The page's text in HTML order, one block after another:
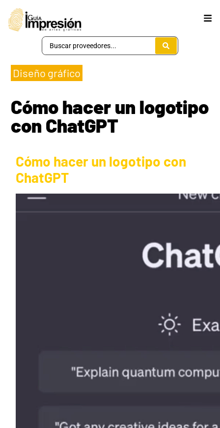
Diseño gráfico
Cómo hacer un logotipo
con ChatGPT
Cómo hacer un logotipo con
ChatGPT